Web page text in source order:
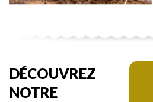
DÉCOUVREZ
NOTRE